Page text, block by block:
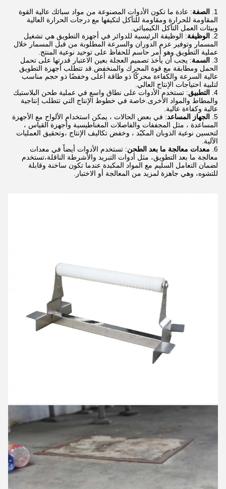
الصفة: عادة ما تكون الأدوات المصنوعة من مواد سبائك عالية القوة
المقاومة للحرارة ومقاومة للتآكل لتكيفها مع درجات الحرارة العالية
وبيئات العمل التآكل الكيميائي.
الوظيفة: الوظيفة الرئيسية للدوائر في أجهزة التطويق هي تشغيل
المسمار وتوفير عزم الدوران والسرعة المطلوبة من قبل المسمار خلال
عملية التطويق.وهو أمر حاسم للحفاظ على توحيد نوعية المنتج.
السمة: يجب أن يأخذ تصميم العجلة بعين الاعتبار قدرتها على تحمل
الحمل ومطابقة مع قوة المحرك والمنخفض.قد تتطلب أجهزة التطويق
عالية السرعة والكفاءة محركًا ذو طاقة أعلى وخفضًا ذو حجم مناسب
لتلبية احتياجات الإنتاج العالي.
التطبيق: تستخدم الأدوات على نطاق واسع في عملية طحن البلاستيك
والمطاط والمواد الأخرى.خاصة في خطوط الإنتاج التي تتطلب إنتاجية
عالية وكفاءة عالية.
الجهاز المساعد: في بعض الحالات ، يمكن استخدام الألواح مع الأجهزة
المساعدة ، مثل المجففات والفاصلات المغناطيسية وأجهزة القياس ،
لتحسين نوعية الذوبان المكبّد ، وخفض تكاليف الإنتاج ،وتحقيق العمليات
الآلية.
معدات معالجة ما بعد الطحن: تستخدم الأدوات أيضاً في معدات
معالجة ما بعد التطويق، مثل أدوات التبريد والأشرطة الناقلة،تستخدم
لضمان التعامل السليم مع المواد المكبدة عندما تكون ساخنة وقابلة
للتشوه، وهي جاهزة لمزيد من المعالجة أو الاختبار.